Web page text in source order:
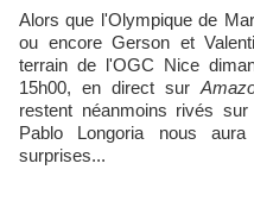
Alors que l'Olympique de
ou encore Gerson et
terrain de l'OGC Nice
15h00, en direct sur
restent néanmoins rivés
Pablo Longoria nous
surprises...